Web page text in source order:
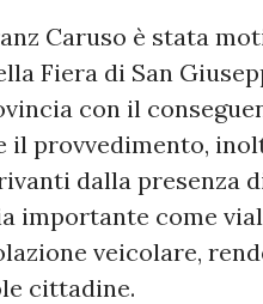
Caruso è stata
Fiera di San
con il
il provvedimento,
dalla presenza
importante come
veicolare,
cittadine.